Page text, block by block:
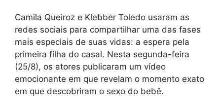
Camila Queiroz e Klebber Toledo usaram as
redes sociais para compartilhar uma das fases
mais especiais de suas vidas: a espera pela
primeira filha do casal. Nesta segunda-feira
(25/8), os atores publicaram um vídeo
emocionante em que revelam o momento exato
em que descobriram o sexo do bebê.